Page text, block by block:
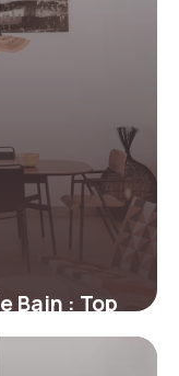
Bain : Top